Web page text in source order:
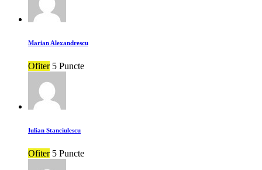
Marian Alexandrescu
Ofiter 5 Puncte
Iulian Stanciulescu
Ofiter 5 Puncte